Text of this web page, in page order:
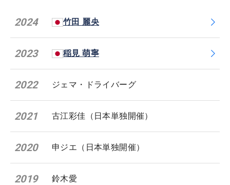
2024 竹田 麗央
2023 稲見 萌寧
2022 ジェマ・ドライバーグ
2021 古江彩佳（日本単独開催）
2020 申ジエ（日本単独開催）
2019 鈴木愛